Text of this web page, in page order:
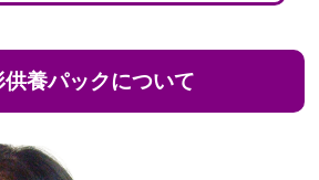
供養パックについて